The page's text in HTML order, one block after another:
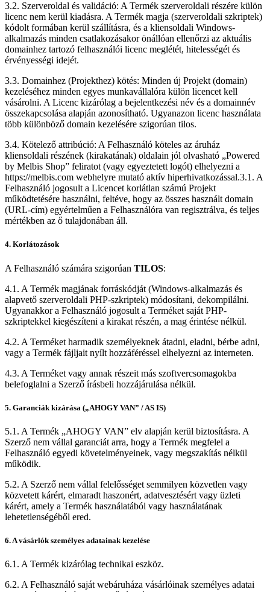
3.2. Szerveroldal és validáció: A Termék szerveroldali részére külön
licenc nem kerül kiadásra. A Termék magja (szerveroldali szkriptek)
kódolt formában kerül szállításra, és a kliensoldali Windows-
alkalmazás minden csatlakozásakor önállóan ellenőrzi az aktuális
domainhez tartozó felhasználói licenc meglétét, hitelességét és
érvényességi idejét.
3.3. Domainhez (Projekthez) kötés: Minden új Projekt (domain)
kezeléséhez minden egyes munkavállalóra külön licencet kell
vásárolni. A Licenc kizárólag a bejelentkezési név és a domainnév
összekapcsolása alapján azonosítható. Ugyanazon licenc használata
több különböző domain kezelésére szigorúan tilos.
3.4. Kötelező attribúció: A Felhasználó köteles az áruház
kliensoldali részének (kirakatának) oldalain jól olvasható „Powered
by Melbis Shop” feliratot (vagy egyeztetett logót) elhelyezni a
https://melbis.com webhelyre mutató aktív hiperhivatkozással.3.1. A
Felhasználó jogosult a Licencet korlátlan számú Projekt
működtetésére használni, feltéve, hogy az összes használt domain
(URL-cím) egyértelműen a Felhasználóra van regisztrálva, és teljes
mértékben az ő tulajdonában áll.
4. Korlátozások
A Felhasználó számára szigorúan TILOS:
4.1. A Termék magjának forráskódját (Windows-alkalmazás és
alapvető szerveroldali PHP-szkriptek) módosítani, dekompilálni.
Ugyanakkor a Felhasználó jogosult a Terméket saját PHP-
szkriptekkel kiegészíteni a kirakat részén, a mag érintése nélkül.
4.2. A Terméket harmadik személyeknek átadni, eladni, bérbe adni,
vagy a Termék fájljait nyílt hozzáféréssel elhelyezni az interneten.
4.3. A Terméket vagy annak részeit más szoftvercsomagokba
belefoglalni a Szerző írásbeli hozzájárulása nélkül.
5. Garanciák kizárása („AHOGY VAN” / AS IS)
5.1. A Termék „AHOGY VAN” elv alapján kerül biztosításra. A
Szerző nem vállal garanciát arra, hogy a Termék megfelel a
Felhasználó egyedi követelményeinek, vagy megszakítás nélkül
működik.
5.2. A Szerző nem vállal felelősséget semmilyen közvetlen vagy
közvetett kárért, elmaradt haszonért, adatvesztésért vagy üzleti
kárért, amely a Termék használatából vagy használatának
lehetetlenségéből ered.
6. A vásárlók személyes adatainak kezelése
6.1. A Termék kizárólag technikai eszköz.
6.2. A Felhasználó saját webáruháza vásárlóinak személyes adatai